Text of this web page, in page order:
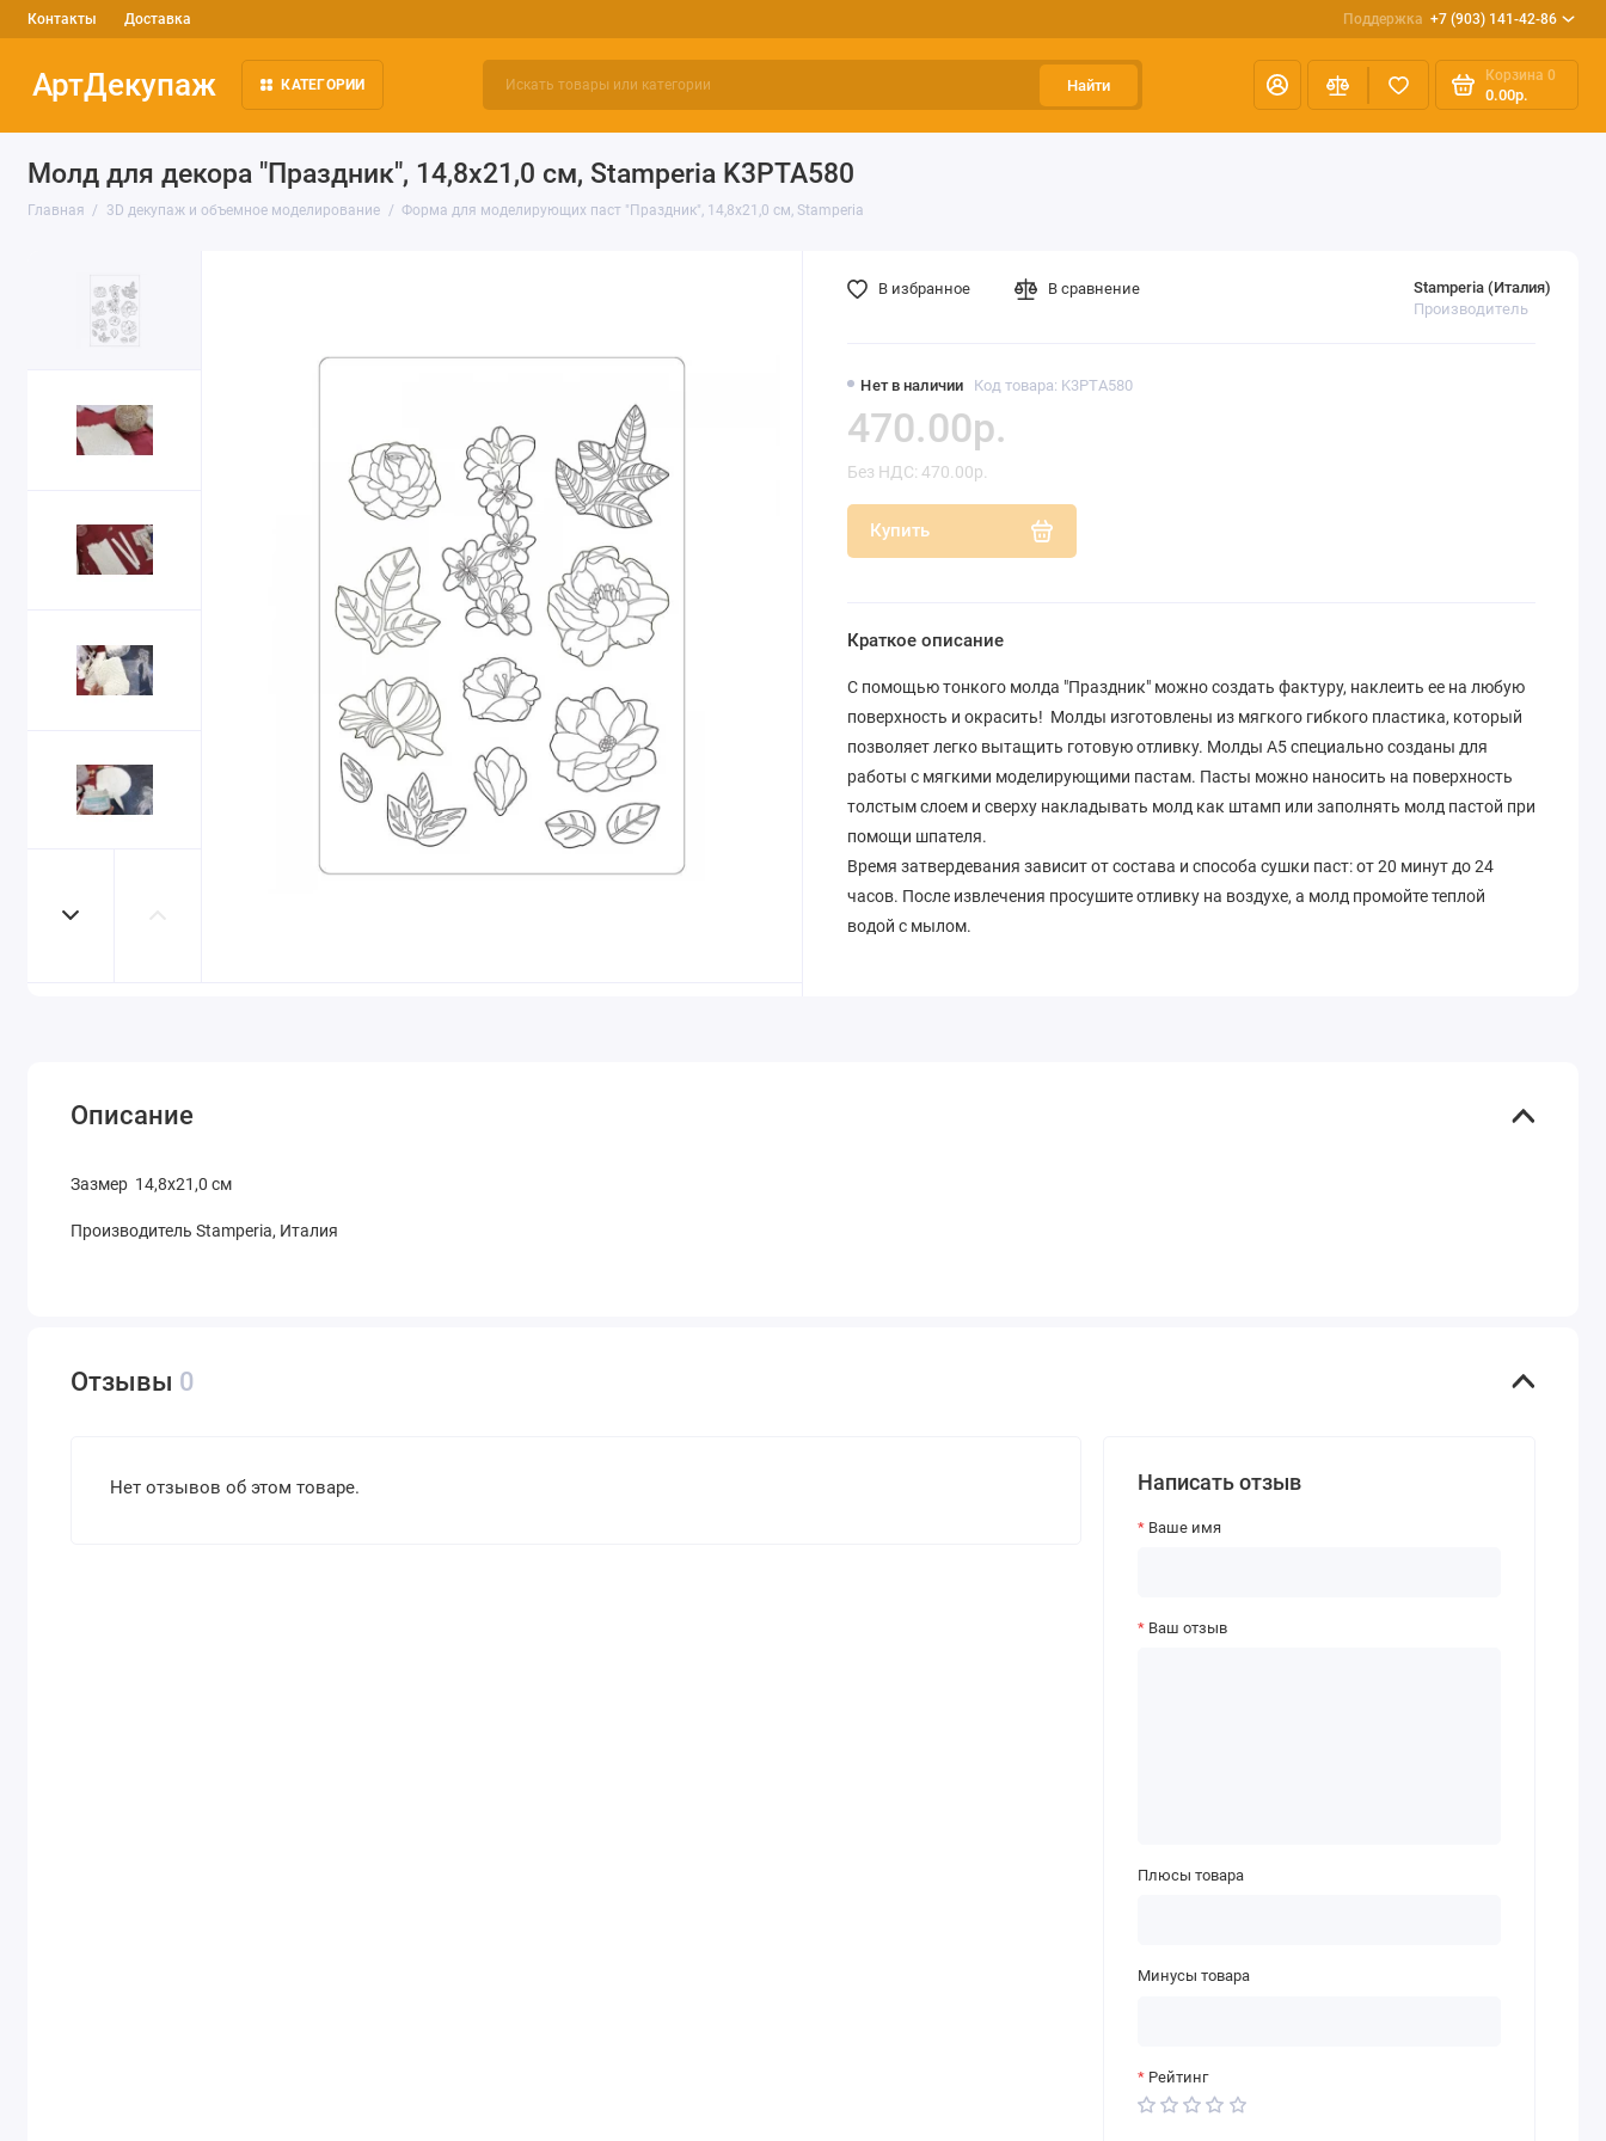
Контакты Доставка Поддержка +7 (903) 141-42-86
АртДекупаж КАТЕГОРИИ Найти
Корзина 0
0.00р.
Молд для декора "Праздник", 14,8х21,0 см, Stamperia K3PTA580
Главная 3D декупаж и объемное моделирование Форма для моделирующих паст "Праздник", 14,8х21,0 см, Stamperia
Нет в наличии Код товара: K3PTA580
Stamperia (Италия)
Производитель
470.00р.
Без НДС: 470.00р.
Купить
В избранное В сравнение
Краткое описание
С помощью тонкого молда "Праздник" можно создать фактуру, наклеить ее на любую
поверхность и окрасить! Молды изготовлены из мягкого гибкого пластика, который
позволяет легко вытащить готовую отливку. Молды A5 специально созданы для
работы с мягкими моделирующими пастам. Пасты можно наносить на поверхность
толстым слоем и сверху накладывать молд как штамп или заполнять молд пастой при
помощи шпателя.
Время затвердевания зависит от состава и способа сушки паст: от 20 минут до 24
часов. После извлечения просушите отливку на воздухе, а молд промойте теплой
водой с мылом.
Описание
Зазмер 14,8х21,0 см
Производитель Stamperia, Италия
Отзывы 0
Нет отзывов об этом товаре. Написать отзыв
Ваше имя
Ваш отзыв
Плюсы товара
Минусы товара
Рейтинг